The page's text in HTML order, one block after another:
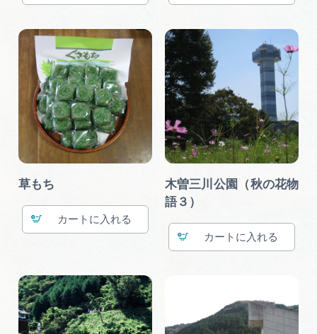
草もち
カート
木曽三川公園（秋の花物
語３）
カート